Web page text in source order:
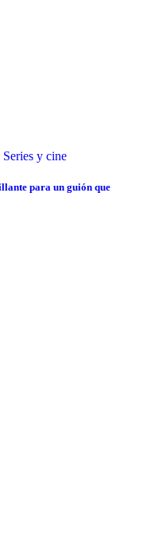
Series y cine
para un guión que